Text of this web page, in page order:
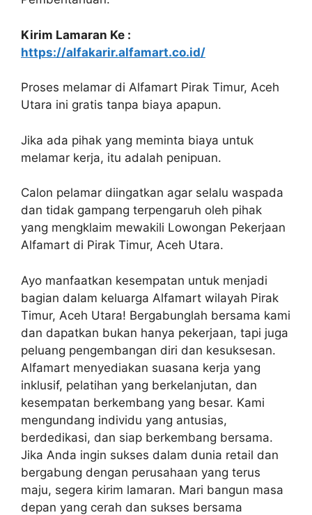
Kirim Lamaran Ke :
https://alfakarir.alfamart.co.id/
Proses melamar di Alfamart Pirak Timur, Aceh
Utara ini gratis tanpa biaya apapun.
Jika ada pihak yang meminta biaya untuk
melamar kerja, itu adalah penipuan.
Calon pelamar diingatkan agar selalu waspada
dan tidak gampang terpengaruh oleh pihak
yang mengklaim mewakili Lowongan Pekerjaan
Alfamart di Pirak Timur, Aceh Utara.
Ayo manfaatkan kesempatan untuk menjadi
bagian dalam keluarga Alfamart wilayah Pirak
Timur, Aceh Utara! Bergabunglah bersama kami
dan dapatkan bukan hanya pekerjaan, tapi juga
peluang pengembangan diri dan kesuksesan.
Alfamart menyediakan suasana kerja yang
inklusif, pelatihan yang berkelanjutan, dan
kesempatan berkembang yang besar. Kami
mengundang individu yang antusias,
berdedikasi, dan siap berkembang bersama.
Jika Anda ingin sukses dalam dunia retail dan
bergabung dengan perusahaan yang terus
maju, segera kirim lamaran. Mari bangun masa
depan yang cerah dan sukses bersama